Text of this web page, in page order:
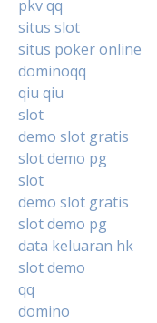
pkv qq
situs slot
situs poker online
dominoqq
qiu qiu
slot
demo slot gratis
slot demo pg
slot
demo slot gratis
slot demo pg
data keluaran hk
slot demo
qq
domino